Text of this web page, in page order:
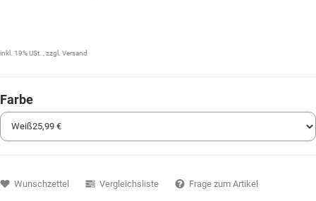
inkl. 19% USt. , zzgl. Versand
Farbe
Wunschzettel Vergleichsliste Frage zum Artikel